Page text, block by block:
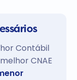
Contábil
CNAE